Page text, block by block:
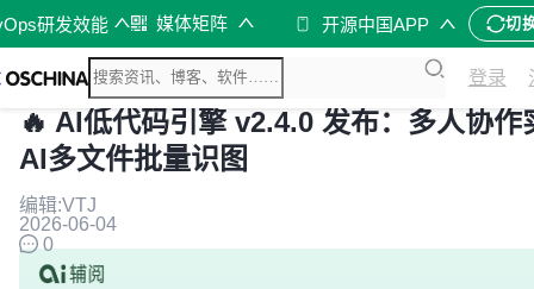
研发效能 媒体矩阵 开源中国APP 切
登录
🔥 AI低代码引擎 v2.4.0 发布：多人协
AI多文件批量识图
编辑:VTJ
2026-06-04
0